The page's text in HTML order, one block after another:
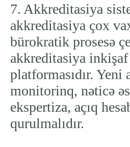
7. Akkreditasiya
akkreditasiya çox
bürokratik prosesə
akkreditasiya
platformasıdır.
monitorinq, nəticə
ekspertiza, açıq
qurulmalıdır.